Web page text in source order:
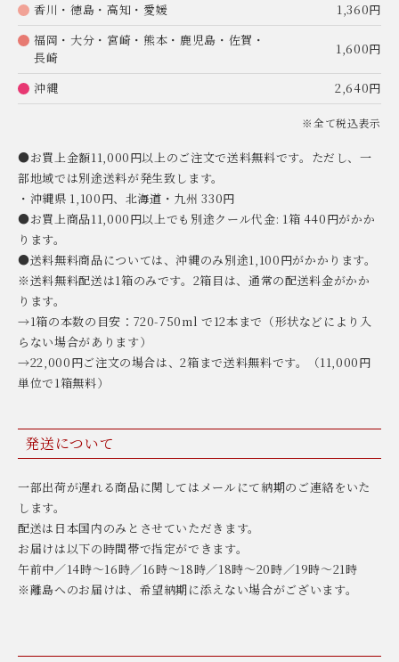
香川・徳島・高知・愛媛
1,360円
福岡・大分・宮崎・熊本・鹿児島・佐賀・
長崎
1,600円
沖縄 2,640円
※全て税込表示
●お買上金額11,000円以上のご注文で送料無料です。ただし、一
部地域では別途送料が発生致します。
・沖縄県 1,100円、北海道・九州 330円
●お買上商品11,000円以上でも別途クール代金: 1箱 440円がかか
ります。
●送料無料商品については、沖縄のみ別途1,100円がかかります。
※送料無料配送は1箱のみです。2箱目は、通常の配送料金がかか
ります。
→1箱の本数の目安：720-750ml で12本まで（形状などにより入
らない場合があります）
→22,000円ご注文の場合は、2箱まで送料無料です。（11,000円
単位で1箱無料）
発送について
一部出荷が遅れる商品に関してはメールにて納期のご連絡をいた
します。
配送は日本国内のみとさせていただきます。
お届けは以下の時間帯で指定ができます。
午前中／14時〜16時／16時〜18時／18時〜20時／19時〜21時
※離島へのお届けは、希望納期に添えない場合がございます。